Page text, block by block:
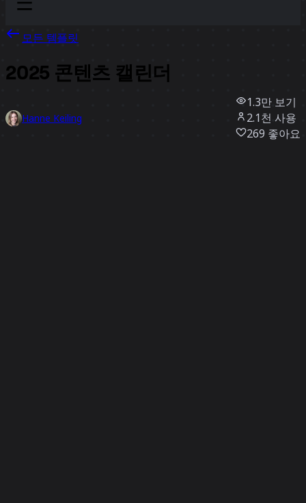
모든 템플릿
2025 콘텐츠 캘린더
Hanne Keiling
1.3만 보기
2.1천 사용
269 좋아요